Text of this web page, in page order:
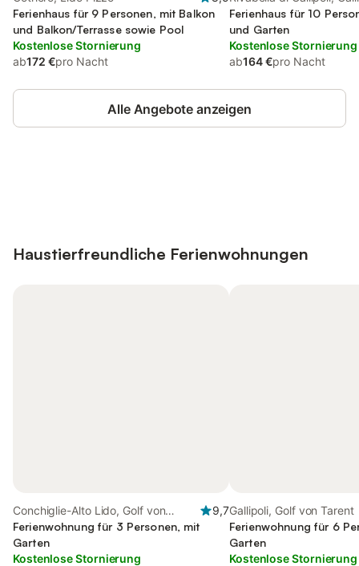
Ferienhaus für 9 Personen, mit Balkon
und Balkon/Terrasse sowie Pool
Kostenlose Stornierung
ab172 €pro Nacht
Ferienhaus für 10
und Garten
Kostenlose Stornierung
ab164 €pro Nacht
Alle Angebote anzeigen
Haustierfreundliche Ferienwohnungen
Conchiglie-Alto Lido, Golf von
Tarent
9,7
Ferienwohnung für 3 Personen, mit
Garten
Kostenlose Stornierung
Gallipoli, Golf von Tarent
Ferienwohnung für 6
Garten
Kostenlose Stornierung